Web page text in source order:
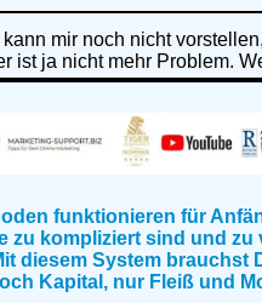
mir noch nicht
ist ja nicht mehr Problem.
funktionieren für
zu kompliziert sind und zu
diesem System brauchst
Kapital, nur Fleiß und